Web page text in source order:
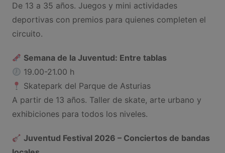
De 13 a 35 años. Juegos y mini actividades
deportivas con premios para quienes completen el
circuito.
Semana de la Juventud: Entre tablas
19.00-21.00 h
Skatepark del Parque de Asturias
A partir de 13 años. Taller de skate, arte urbano y
exhibiciones para todos los niveles.
Juventud Festival 2026 – Conciertos de bandas